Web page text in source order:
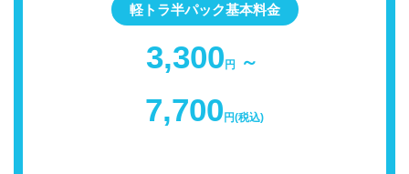
軽トラ半パック基本料金
3,300円 ～
7,700円(税込)